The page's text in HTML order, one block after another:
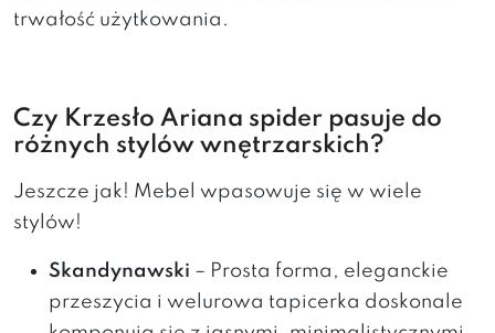
trwałość użytkowania.
Czy Krzesło Ariana spider pasuje do
różnych stylów wnętrzarskich?
Jeszcze jak! Mebel wpasowuje się w wiele
stylów!
Skandynawski – Prosta forma, eleganckie
przeszycia i welurowa tapicerka doskonale